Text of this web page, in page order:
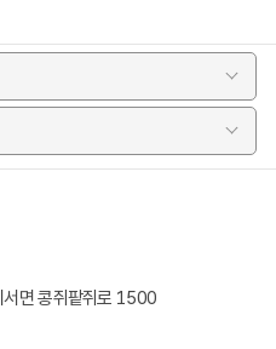
면 콩쥐팥쥐로 1500